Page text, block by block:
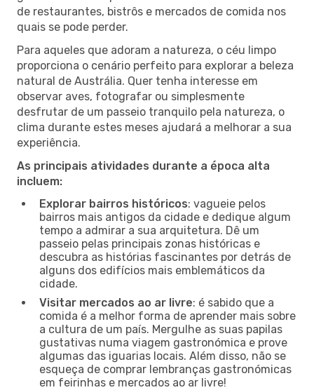
de restaurantes, bistrôs e mercados de comida nos
quais se pode perder.
Para aqueles que adoram a natureza, o céu limpo
proporciona o cenário perfeito para explorar a beleza
natural de Austrália. Quer tenha interesse em
observar aves, fotografar ou simplesmente
desfrutar de um passeio tranquilo pela natureza, o
clima durante estes meses ajudará a melhorar a sua
experiência.
As principais atividades durante a época alta
incluem:
Explorar bairros históricos: vagueie pelos
bairros mais antigos da cidade e dedique algum
tempo a admirar a sua arquitetura. Dê um
passeio pelas principais zonas históricas e
descubra as histórias fascinantes por detrás de
alguns dos edifícios mais emblemáticos da
cidade.
Visitar mercados ao ar livre: é sabido que a
comida é a melhor forma de aprender mais sobre
a cultura de um país. Mergulhe as suas papilas
gustativas numa viagem gastronómica e prove
algumas das iguarias locais. Além disso, não se
esqueça de comprar lembranças gastronómicas
em feirinhas e mercados ao ar livre!